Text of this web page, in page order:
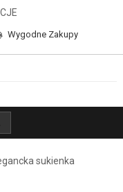
Wygodne Zakupy
sukienka